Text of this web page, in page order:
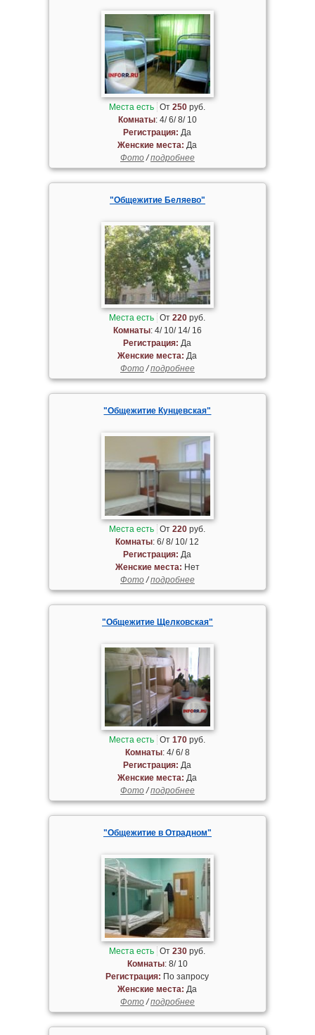
Места есть От250 руб.
Комнаты: 4/ 6/ 8/ 10
Регистрация: Да
Женские места: Да
Фото/подробнее
"Общежитие Беляево"
Места есть От220 руб.
Комнаты: 4/ 10/ 14/ 16
Регистрация: Да
Женские места: Да
Фото/подробнее
"Общежитие Кунцевская"
Места есть От220 руб.
Комнаты: 6/ 8/ 10/ 12
Регистрация: Да
Женские места: Нет
Фото/подробнее
"Общежитие Щелковская"
Места есть От170 руб.
Комнаты: 4/ 6/ 8
Регистрация: Да
Женские места: Да
Фото/подробнее
"Общежитие в Отрадном"
Места есть От230 руб.
Комнаты: 8/ 10
Регистрация: По запросу
Женские места: Да
Фото/подробнее